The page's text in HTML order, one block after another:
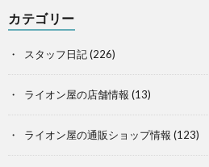
カテゴリー
スタッフ日記(226)
ライオン屋の店舗情報 (13)
ライオン屋の通販ショップ情報 (123)